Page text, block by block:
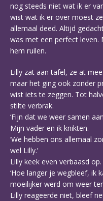
nog steeds niet wat ik er
wist wat ik er over moest
allemaal deed. Altijd
was met een perfect
hem ruilen.
Lilly zat aan tafel, ze at
maar het ging ook zonder
wist iets te zeggen. Tot
stilte verbrak.
‘Fijn dat we weer samen
Mijn vader en ik knikten.
‘We hebben ons allemaal
wel Lilly.’
Lilly keek even verbaasd op.
‘Hoe langer je wegbleef, ik
moeilijker werd om weer
Lilly reageerde niet, bleef